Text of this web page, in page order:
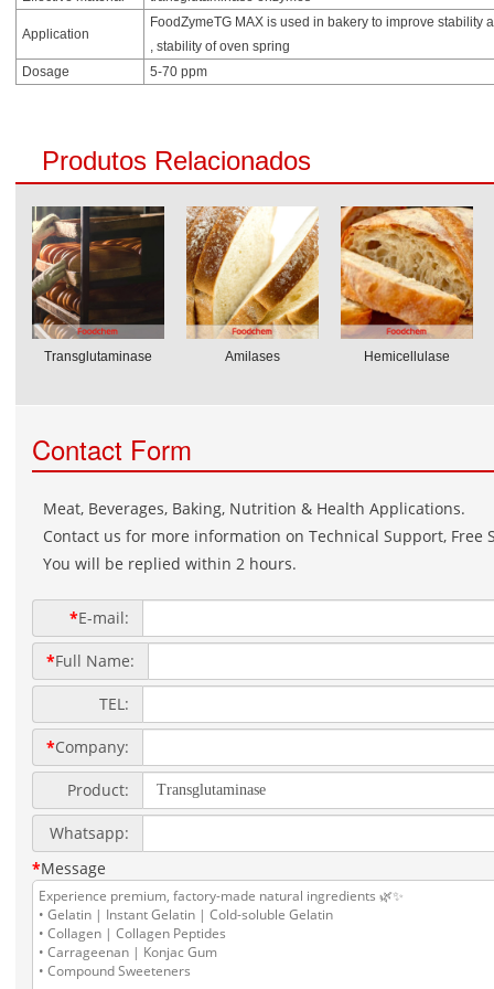
Application
FoodZymeTG MAX is used in bakery to improve
, stability of oven spring
Dosage
5-70 ppm
Produtos Relacionados
Transglutaminase Amilases Hemicellulase